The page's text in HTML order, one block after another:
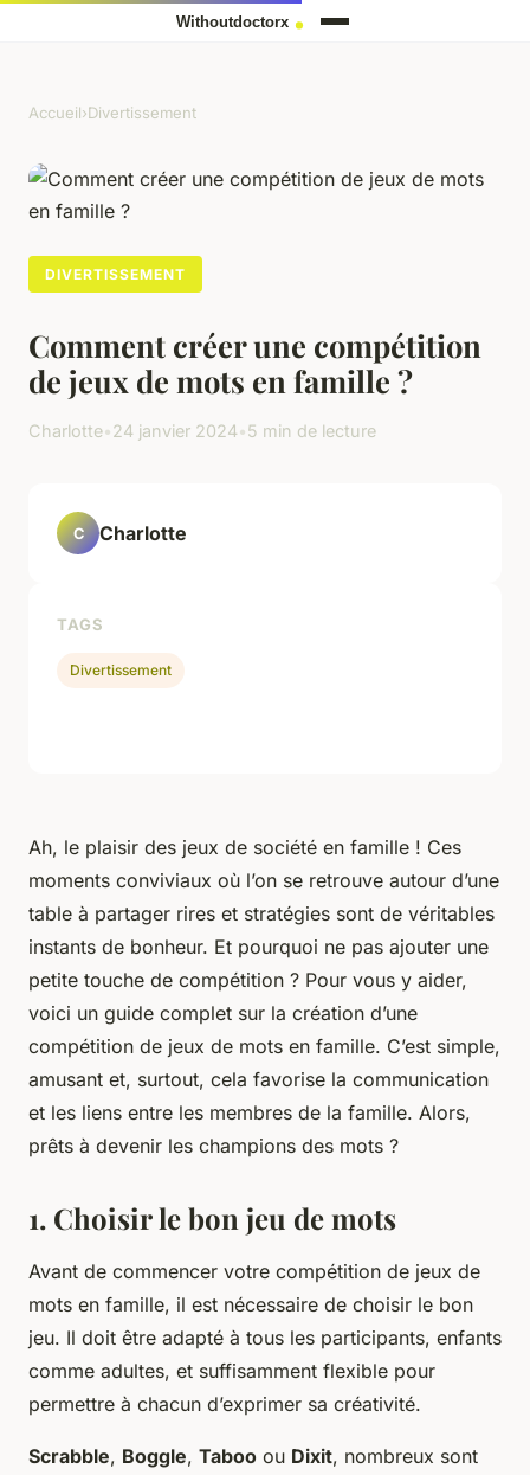
Accueil›Divertissement
DIVERTISSEMENT
Comment créer une compétition
de jeux de mots en famille ?
Charlotte•24 janvier 2024•5 min de lecture
Ah, le plaisir des jeux de société en famille ! Ces
moments conviviaux où l’on se retrouve autour d’une
table à partager rires et stratégies sont de véritables
instants de bonheur. Et pourquoi ne pas ajouter une
petite touche de compétition ? Pour vous y aider,
voici un guide complet sur la création d’une
compétition de jeux de mots en famille. C’est simple,
amusant et, surtout, cela favorise la communication
et les liens entre les membres de la famille. Alors,
prêts à devenir les champions des mots ?
1. Choisir le bon jeu de mots
Avant de commencer votre compétition de jeux de
mots en famille, il est nécessaire de choisir le bon
jeu. Il doit être adapté à tous les participants, enfants
comme adultes, et suffisamment flexible pour
permettre à chacun d’exprimer sa créativité.
Scrabble, Boggle, Taboo ou Dixit, nombreux sont
C Charlotte
TAGS
Divertissement